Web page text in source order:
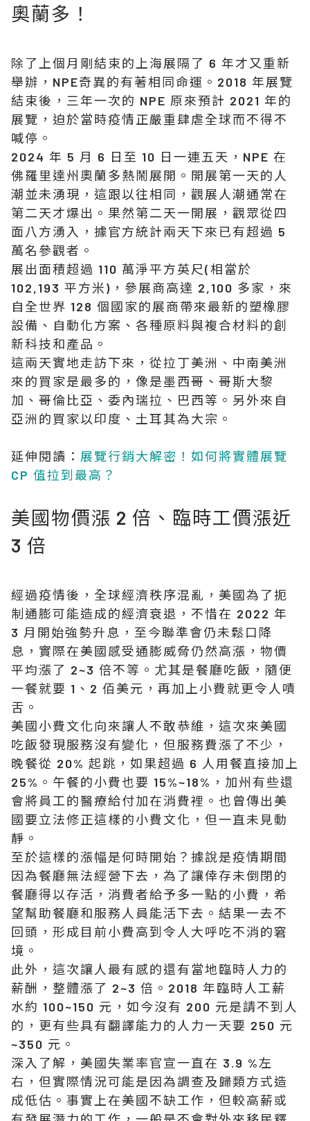
奧蘭多！
除了上個月剛結束的上海展隔了 6 年才又重新
舉辦，NPE奇異的有著相同命運。2018 年展覽
結束後，三年一次的 NPE 原來預計 2021 年的
展覽，迫於當時疫情正嚴重肆虐全球而不得不
喊停。
2024 年 5 月 6 日至 10 日一連五天，NPE 在
佛羅里達州奧蘭多熱鬧展開。開展第一天的人
潮並未湧現，這跟以往相同，觀展人潮通常在
第二天才爆出。果然第二天一開展，觀眾從四
面八方湧入，據官方統計兩天下來已有超過 5
萬名參觀者。
展出面積超過 110 萬淨平方英尺(相當於
102,193 平方米)，參展商高達 2,100 多家，來
自全世界 128 個國家的展商帶來最新的塑橡膠
設備、自動化方案、各種原料與複合材料的創
新科技和產品。
這兩天實地走訪下來，從拉丁美洲、中南美洲
來的買家是最多的，像是墨西哥、哥斯大黎
加、哥倫比亞、委內瑞拉、巴西等。另外來自
亞洲的買家以印度、土耳其為大宗。
延伸閱讀： 展覽行銷大解密！如何將實體展覽
CP 值拉到最高？
美國物價漲 2 倍、臨時工價漲近
3 倍
經過疫情後，全球經濟秩序混亂，美國為了扼
制通膨可能造成的經濟衰退，不惜在 2022 年
3 月開始強勢升息，至今聯準會仍未鬆口降
息，實際在美國感受通膨威脅仍然高漲，物價
平均漲了 2~3 倍不等。尤其是餐廳吃飯，隨便
一餐就要 1、2 佰美元，再加上小費就更令人嘖
舌。
美國小費文化向來讓人不敢恭維，這次來美國
吃飯發現服務沒有變化，但服務費漲了不少，
晚餐從 20% 起跳，如果超過 6 人用餐直接加上
25%。午餐的小費也要 15%~18%，加州有些還
會將員工的醫療給付加在消費裡。也曾傳出美
國要立法修正這樣的小費文化，但一直未見動
靜。
至於這樣的漲幅是何時開始？據說是疫情期間
因為餐廳無法經營下去，為了讓倖存未倒閉的
餐廳得以存活，消費者給予多一點的小費，希
望幫助餐廳和服務人員能活下去。結果一去不
回頭，形成目前小費高到令人大呼吃不消的窘
境。
此外，這次讓人最有感的還有當地臨時人力的
薪酬，整體漲了 2~3 倍。2018 年臨時人工薪
水約 100~150 元，如今沒有 200 元是請不到人
的，更有些具有翻譯能力的人力一天要 250 元
~350 元。
深入了解，美國失業率官宣一直在 3.9 %左
右，但實際情況可能是因為調查及歸類方式造
成低估。事實上在美國不缺工作，但較高薪或